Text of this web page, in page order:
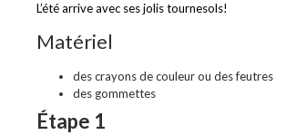
L’été arrive avec ses jolis tournesols!
Matériel
des crayons de couleur ou des feutres
des gommettes
Étape 1